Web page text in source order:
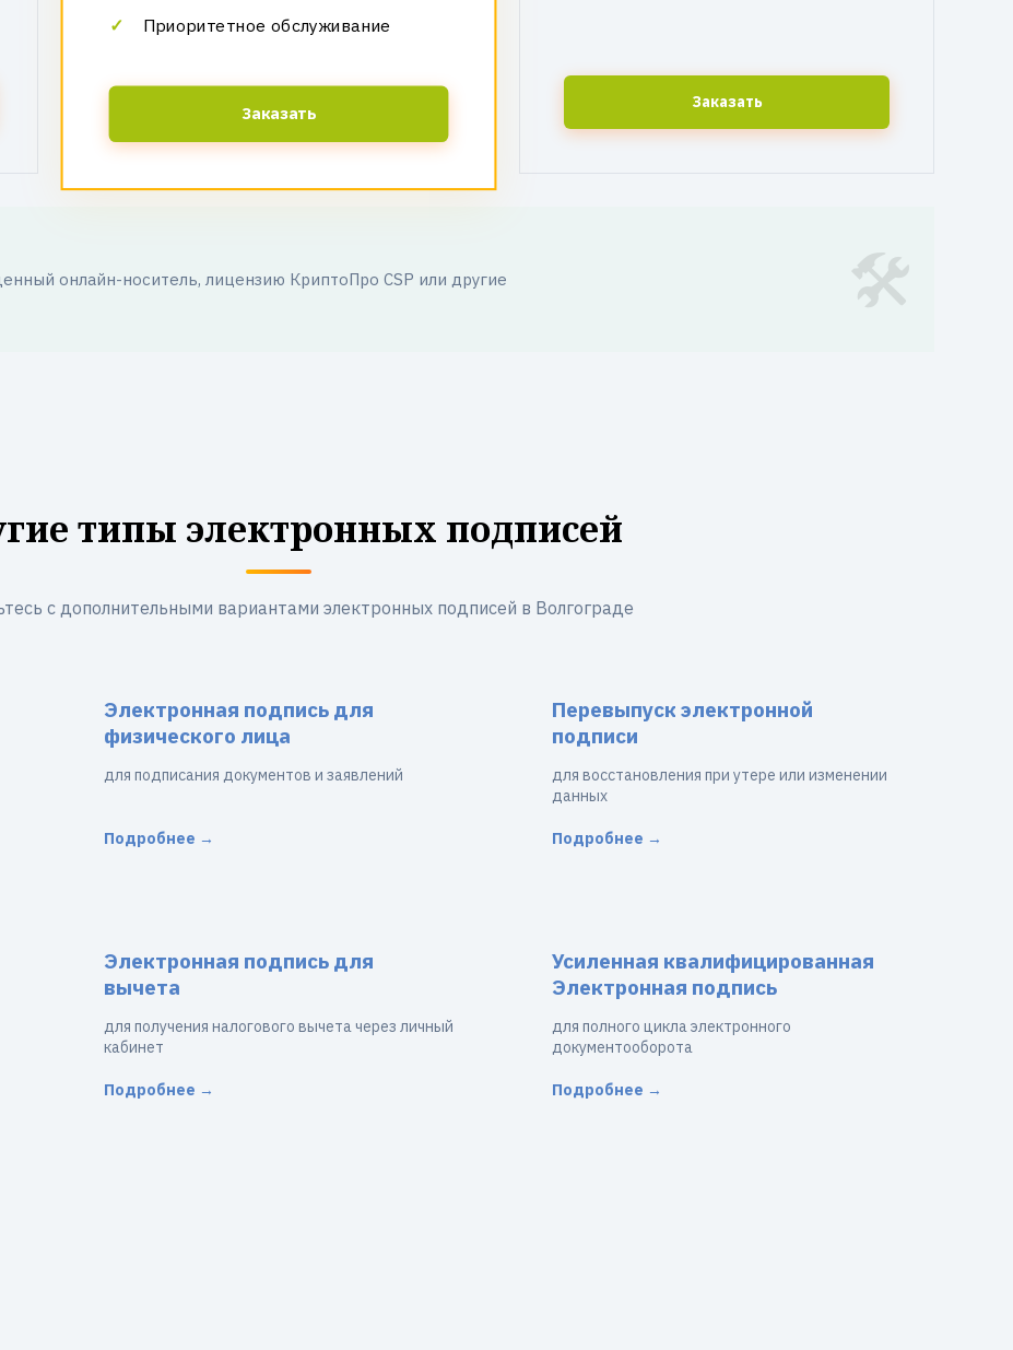
Приоритетное обслуживание
Заказать
Заказать
онлайн-носитель, лицензию КриптоПро CSP или другие
типы электронных подписей
с дополнительными вариантами электронных подписей в Волгограде
Электронная подпись для
физического лица
для подписания документов и заявлений
Подробнее →
Перевыпуск электронной
подписи
для восстановления при утере или изменении
данных
Подробнее →
Электронная подпись для
вычета
для получения налогового вычета через личный
кабинет
Подробнее →
Усиленная квалифицированная
Электронная подпись
для полного цикла электронного
документооборота
Подробнее →